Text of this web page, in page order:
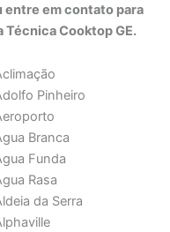
entre em contato para
Cooktop GE.
Pinheiro
Branca
Funda
Rasa
da Serra